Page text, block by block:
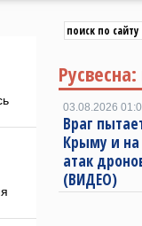
03.08.2026
Враг
Крыму и
атак
(ВИДЕО)